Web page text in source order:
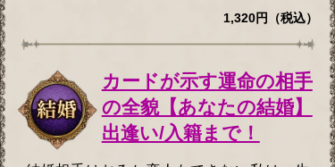
1,320円（税込）
カードが示す運命の相手
の全貌【あなたの結婚】
出逢い/入籍まで！